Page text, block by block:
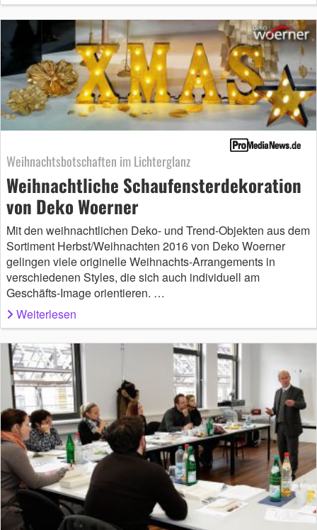
Weihnachtsbotschaften im Lichterglanz
Weihnachtliche Schaufensterdekoration
von Deko Woerner
Mit den weihnachtlichen Deko- und Trend-Objekten aus dem
Sortiment Herbst/Weihnachten 2016 von Deko Woerner
gelingen viele originelle Weihnachts-Arrangements in
verschiedenen Styles, die sich auch individuell am
Geschäfts-Image orientieren. …
Weiterlesen